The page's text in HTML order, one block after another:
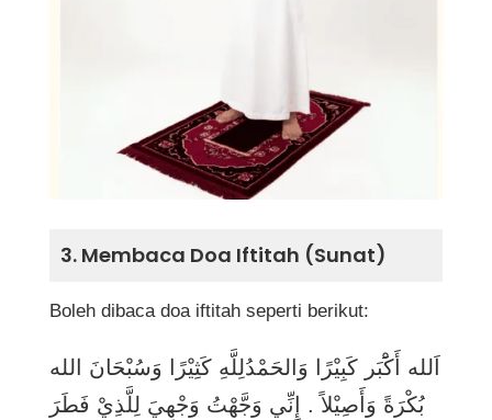
3. Membaca Doa Iftitah (Sunat)
Boleh dibaca doa iftitah seperti berikut:
اَلله أَكََْبَر كَبِيْرًا وَالحَمْدُلِلَّهِ كَثِيْرًا وَسُبْحَانَ الله
بُكْرَةً وَأَصِيْلاً . إِنِّي وَجَّهْتُ وَجْهِيَ لِلَّذِيْ فَطَرَ